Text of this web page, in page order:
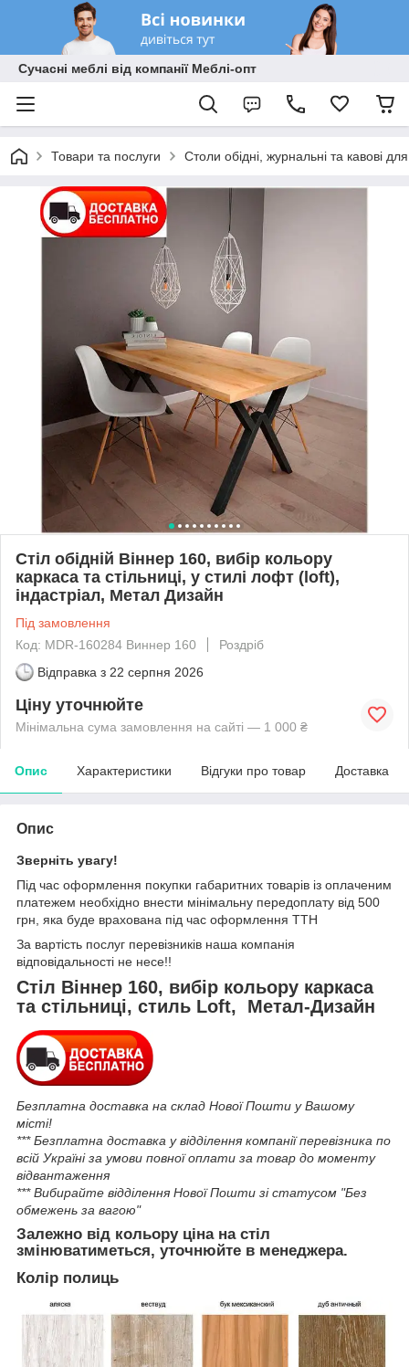
Сучасні меблі від компанії Меблі-опт
Товари та послуги Столи обідні, журнальні та кавові
Стіл обідній Віннер 160, вибір кольору
каркаса та стільниці, у стилі лофт (loft),
індастріал, Метал Дизайн
Під замовлення
Код: MDR-160284 Виннер 160
Роздріб
Відправка з 22 серпня 2026
Ціну уточнюйте
Мінімальна сума замовлення на сайті — 1 000 ₴
Опис Характеристики Відгуки про товар Доставка
Опис
Зверніть увагу!
Під час оформлення покупки габаритних товарів із оплаченим
платежем необхідно внести мінімальну передоплату від 500
грн, яка буде врахована під час оформлення ТТН
За вартість послуг перевізників наша компанія
відповідальності не несе!!
Стіл Віннер 160, вибір кольору каркаса
та стільниці, стиль Loft, Метал-Дизайн
Безплатна доставка на склад Нової Пошти у Вашому
місті!
*** Безплатна доставка у відділення компанії перевізника по
всій Україні за умови повної оплати за товар до моменту
відвантаження
*** Вибирайте відділення Нової Пошти зі статусом "Без
обмежень за вагою"
Залежно від кольору ціна на стіл
змінюватиметься, уточнюйте в менеджера.
Колір полиць